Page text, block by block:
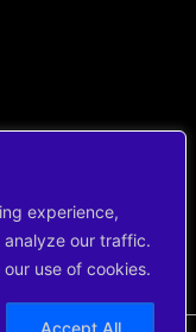
experience,
our traffic.
use of cookies.
Accept All
SV